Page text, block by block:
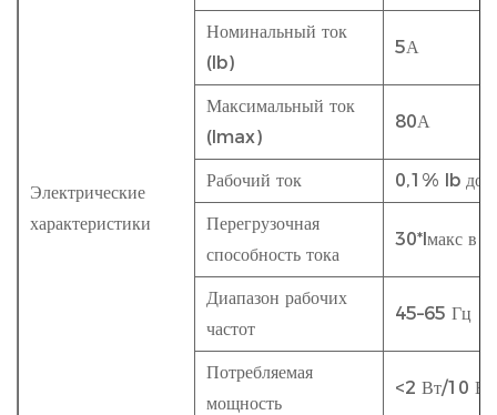
Электрические
характеристики
Номинальный ток
(Ib)
5А
Максимальный ток
(Imax)
80А
Рабочий ток 0,1% Ib до
Перегрузочная
способность тока
30*Iмакс в
Диапазон рабочих
частот
45–65 Гц
Потребляемая
мощность
<2 Вт/10